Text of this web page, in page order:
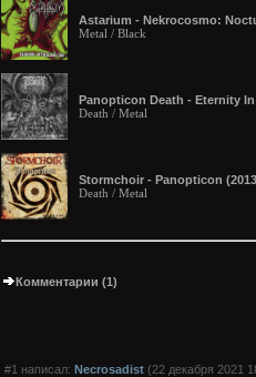
Astarium - Nekrocosmo:
Metal / Black
Panopticon Death - Eternity In
Death / Metal
Stormchoir - Panopticon
Death / Metal
Комментарии (1)
#1 написал: Necrosadist (22 декабря 2021